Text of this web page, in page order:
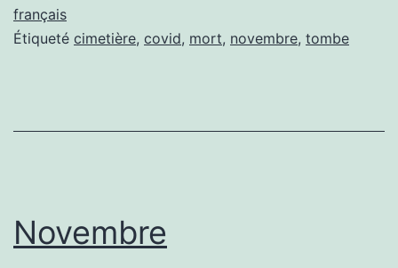
français
Étiqueté cimetière, covid, mort, novembre, tombe
Novembre